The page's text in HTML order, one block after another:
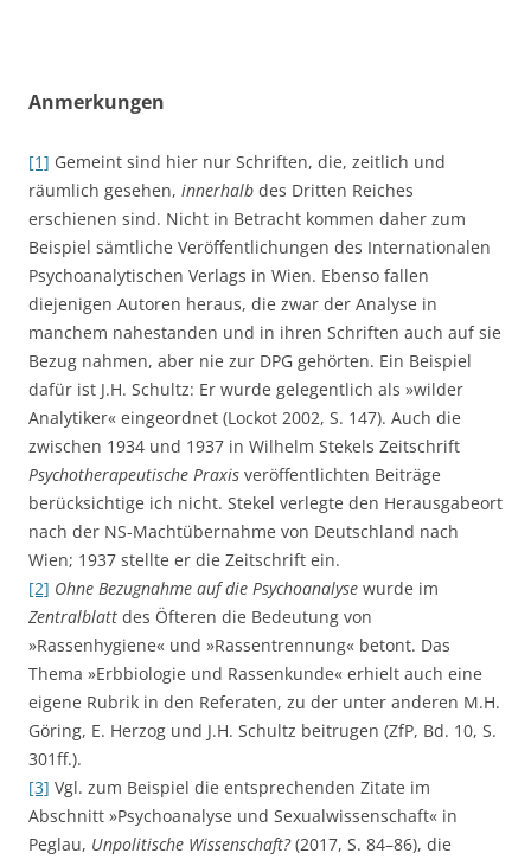
Anmerkungen
[1] Gemeint sind hier nur Schriften, die, zeitlich und
räumlich gesehen, innerhalb des Dritten Reiches
erschienen sind. Nicht in Betracht kommen daher zum
Beispiel sämtliche Veröffentlichungen des Internationalen
Psychoanalytischen Verlags in Wien. Ebenso fallen
diejenigen Autoren heraus, die zwar der Analyse in
manchem nahestanden und in ihren Schriften auch auf sie
Bezug nahmen, aber nie zur DPG gehörten. Ein Beispiel
dafür ist J.H. Schultz: Er wurde gelegentlich als »wilder
Analytiker« eingeordnet (Lockot 2002, S. 147). Auch die
zwischen 1934 und 1937 in Wilhelm Stekels Zeitschrift
Psychotherapeutische Praxis veröffentlichten Beiträge
berücksichtige ich nicht. Stekel verlegte den Herausgabeort
nach der NS-Machtübernahme von Deutschland nach
Wien; 1937 stellte er die Zeitschrift ein.
[2] Ohne Bezugnahme auf die Psychoanalyse wurde im
Zentralblatt des Öfteren die Bedeutung von
»Rassenhygiene« und »Rassentrennung« betont. Das
Thema »Erbbiologie und Rassenkunde« erhielt auch eine
eigene Rubrik in den Referaten, zu der unter anderen M.H.
Göring, E. Herzog und J.H. Schultz beitrugen (ZfP, Bd. 10, S.
301ff.).
[3] Vgl. zum Beispiel die entsprechenden Zitate im
Abschnitt »Psychoanalyse und Sexualwissenschaft« in
Peglau, Unpolitische Wissenschaft?(2017, S. 84–86), die